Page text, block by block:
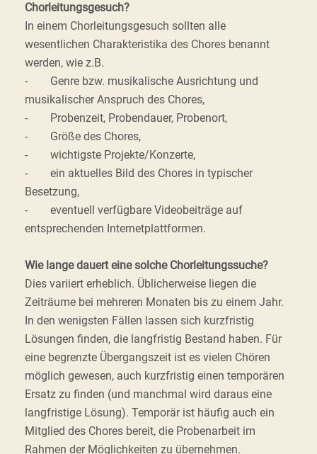
Chorleitungsgesuch?
In einem Chorleitungsgesuch sollten alle
wesentlichen Charakteristika des Chores benannt
werden, wie z.B.
- Genre bzw. musikalische Ausrichtung und
musikalischer Anspruch des Chores,
- Probenzeit, Probendauer, Probenort,
- Größe des Chores,
- wichtigste Projekte/Konzerte,
- ein aktuelles Bild des Chores in typischer
Besetzung,
- eventuell verfügbare Videobeiträge auf
entsprechenden Internetplattformen.
Wie lange dauert eine solche Chorleitungssuche?
Dies variiert erheblich. Üblicherweise liegen die
Zeiträume bei mehreren Monaten bis zu einem Jahr.
In den wenigsten Fällen lassen sich kurzfristig
Lösungen finden, die langfristig Bestand haben. Für
eine begrenzte Übergangszeit ist es vielen Chören
möglich gewesen, auch kurzfristig einen temporären
Ersatz zu finden (und manchmal wird daraus eine
langfristige Lösung). Temporär ist häufig auch ein
Mitglied des Chores bereit, die Probenarbeit im
Rahmen der Möglichkeiten zu übernehmen.